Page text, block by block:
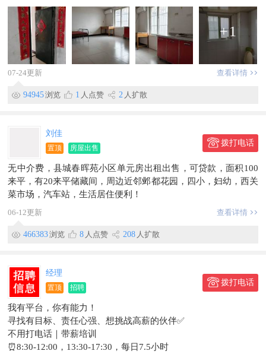
+1
07-24更新 查看详情
94945浏览 1 人点赞 2 人扩散
刘佳
置顶 房屋出售
拨打电话
无中介费，县城春晖苑小区单元房出租出售，可贷款，面积100
来平，有20来平储藏间，周边近邻邺都花园，四小，妇幼，西关
菜市场，汽车站，生活居住便利！
06-12更新 查看详情
466383浏览 8 人点赞 208 人扩散
经理
置顶 招聘
拨打电话
我有平台，你有能力！
寻找有目标、责任心强、想挑战高薪的伙伴✅
不用打电话｜带薪培训
⏰8:30-12:00，13:30-17:30，每日7.5小时